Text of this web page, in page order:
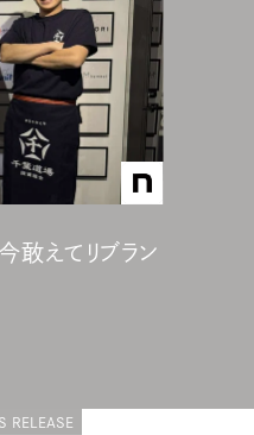
えてリブラン
RELEASE